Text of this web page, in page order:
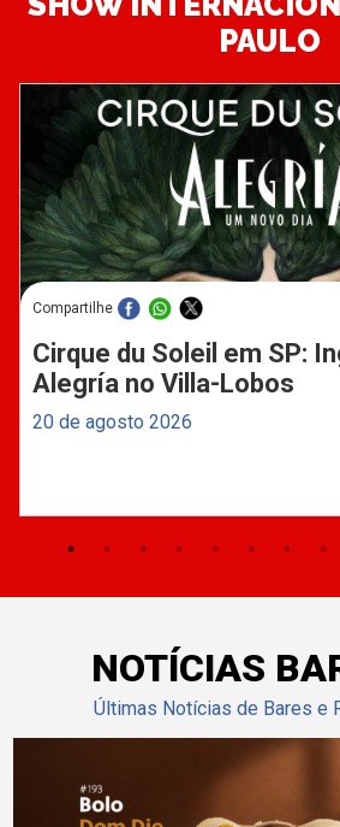
PAULO
Compartilhe
Cirque du Soleil em SP:
Alegría no Villa-Lobos
20 de agosto 2026
NOTÍCIAS
Últimas Notícias de Bares e